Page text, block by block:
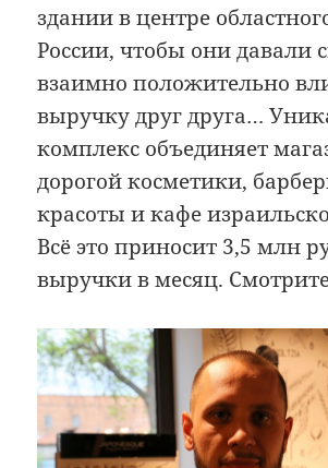
здании в центре
России, чтобы они давали
взаимно положительно
выручку друг друга…
комплекс объединяет
дорогой косметики,
красоты и кафе
Всё это приносит 3,5 млн
выручки в месяц.